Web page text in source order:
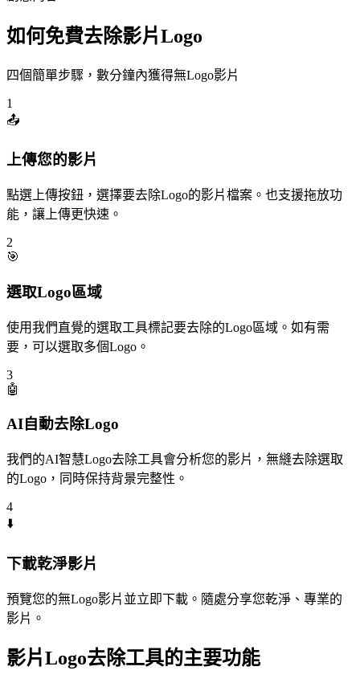
如何免費去除影片Logo
四個簡單步驟，數分鐘內獲得無Logo影片
1
📤
上傳您的影片
點選上傳按鈕，選擇要去除Logo的影片檔案。也支援拖放功
能，讓上傳更快速。
2
🎯
選取Logo區域
使用我們直覺的選取工具標記要去除的Logo區域。如有需
要，可以選取多個Logo。
3
🤖
AI自動去除Logo
我們的AI智慧Logo去除工具會分析您的影片，無縫去除選取
的Logo，同時保持背景完整性。
4
⬇️
下載乾淨影片
預覽您的無Logo影片並立即下載。隨處分享您乾淨、專業的
影片。
影片Logo去除工具的主要功能